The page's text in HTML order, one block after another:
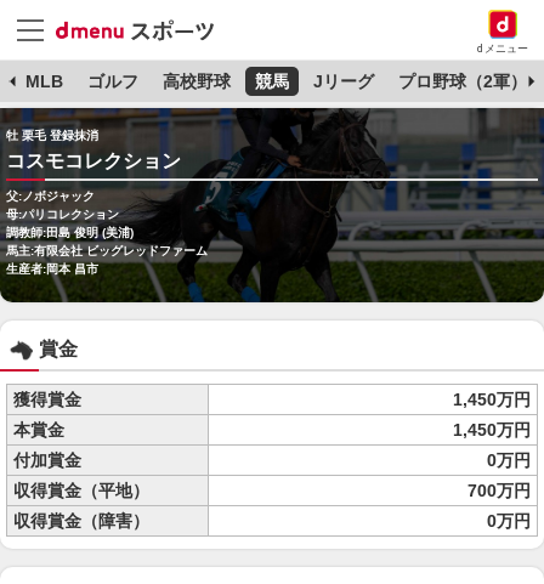
dメニュー
MLB ゴルフ 高校野球 競馬 Jリーグ プロ野球（2軍）
牡 栗毛 登録抹消
コスモコレクション
父:ノボジャック
母:パリコレクション
調教師:田島 俊明 (美浦)
馬主:有限会社 ビッグレッドファーム
生産者:岡本 昌市
賞金
獲得賞金
1,450万円
本賞金
1,450万円
付加賞金
0万円
収得賞金（平地）
700万円
収得賞金（障害）
0万円